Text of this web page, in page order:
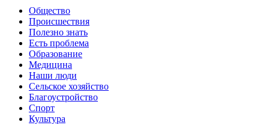
Общество
Происшествия
Полезно знать
Есть проблема
Образование
Медицина
Наши люди
Сельское хозяйство
Благоустройство
Спорт
Культура